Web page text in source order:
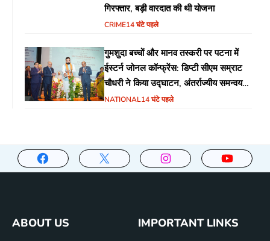
गिरफ्तार, बड़ी वारदात की थी योजना
CRIME14 घंटे पहले
गुमशुदा बच्चों और मानव तस्करी पर पटना में
ईस्टर्न जोनल कॉन्फ्रेंस: डिप्टी सीएम सम्राट
चौधरी ने किया उद्घाटन, अंतर्राज्यीय समन्वय
पर जोर
NATIONAL14 घंटे पहले
ABOUT US
IMPORTANT LINKS